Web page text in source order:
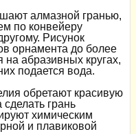
алмазной гранью,
по конвейеру
Рисунок
орнамента до более
на абразивных кругах,
подается вода.
обретают красивую
сделать грань
химическим
и плавиковой